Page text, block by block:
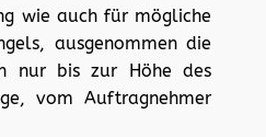
wie auch für mögliche
ausgenommen die
nur bis zur Höhe des
vom Auftragnehmer